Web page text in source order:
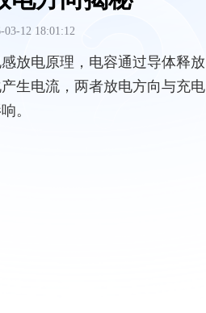
03-12 18:01:12
放电原理，电容通过导体释放
生电流，两者放电方向与充电
。